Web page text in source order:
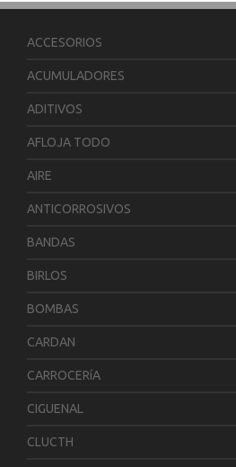
ACCESORIOS
ACUMULADORES
ADITIVOS
AFLOJA TODO
AIRE
ANTICORROSIVOS
BANDAS
BIRLOS
BOMBAS
CARDAN
CARROCERíA
CIGUENAL
CLUCTH